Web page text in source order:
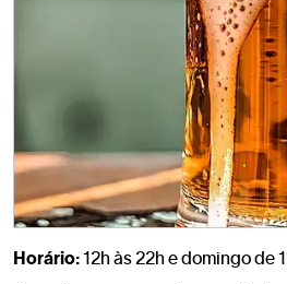
Horário: 12h às 22h e domingo de